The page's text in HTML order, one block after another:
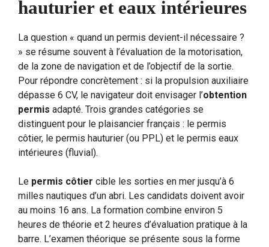
hauturier et eaux intérieures
La question « quand un permis devient-il nécessaire ?
» se résume souvent à l’évaluation de la motorisation,
de la zone de navigation et de l’objectif de la sortie.
Pour répondre concrètement : si la propulsion auxiliaire
dépasse 6 CV, le navigateur doit envisager l’obtention
permis adapté. Trois grandes catégories se
distinguent pour le plaisancier français : le permis
côtier, le permis hauturier (ou PPL) et le permis eaux
intérieures (fluvial).
Le permis côtier cible les sorties en mer jusqu’à 6
milles nautiques d’un abri. Les candidats doivent avoir
au moins 16 ans. La formation combine environ 5
heures de théorie et 2 heures d’évaluation pratique à la
barre. L’examen théorique se présente sous la forme